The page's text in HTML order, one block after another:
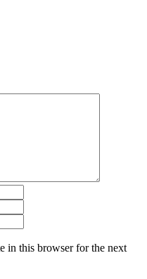
in this browser for the next